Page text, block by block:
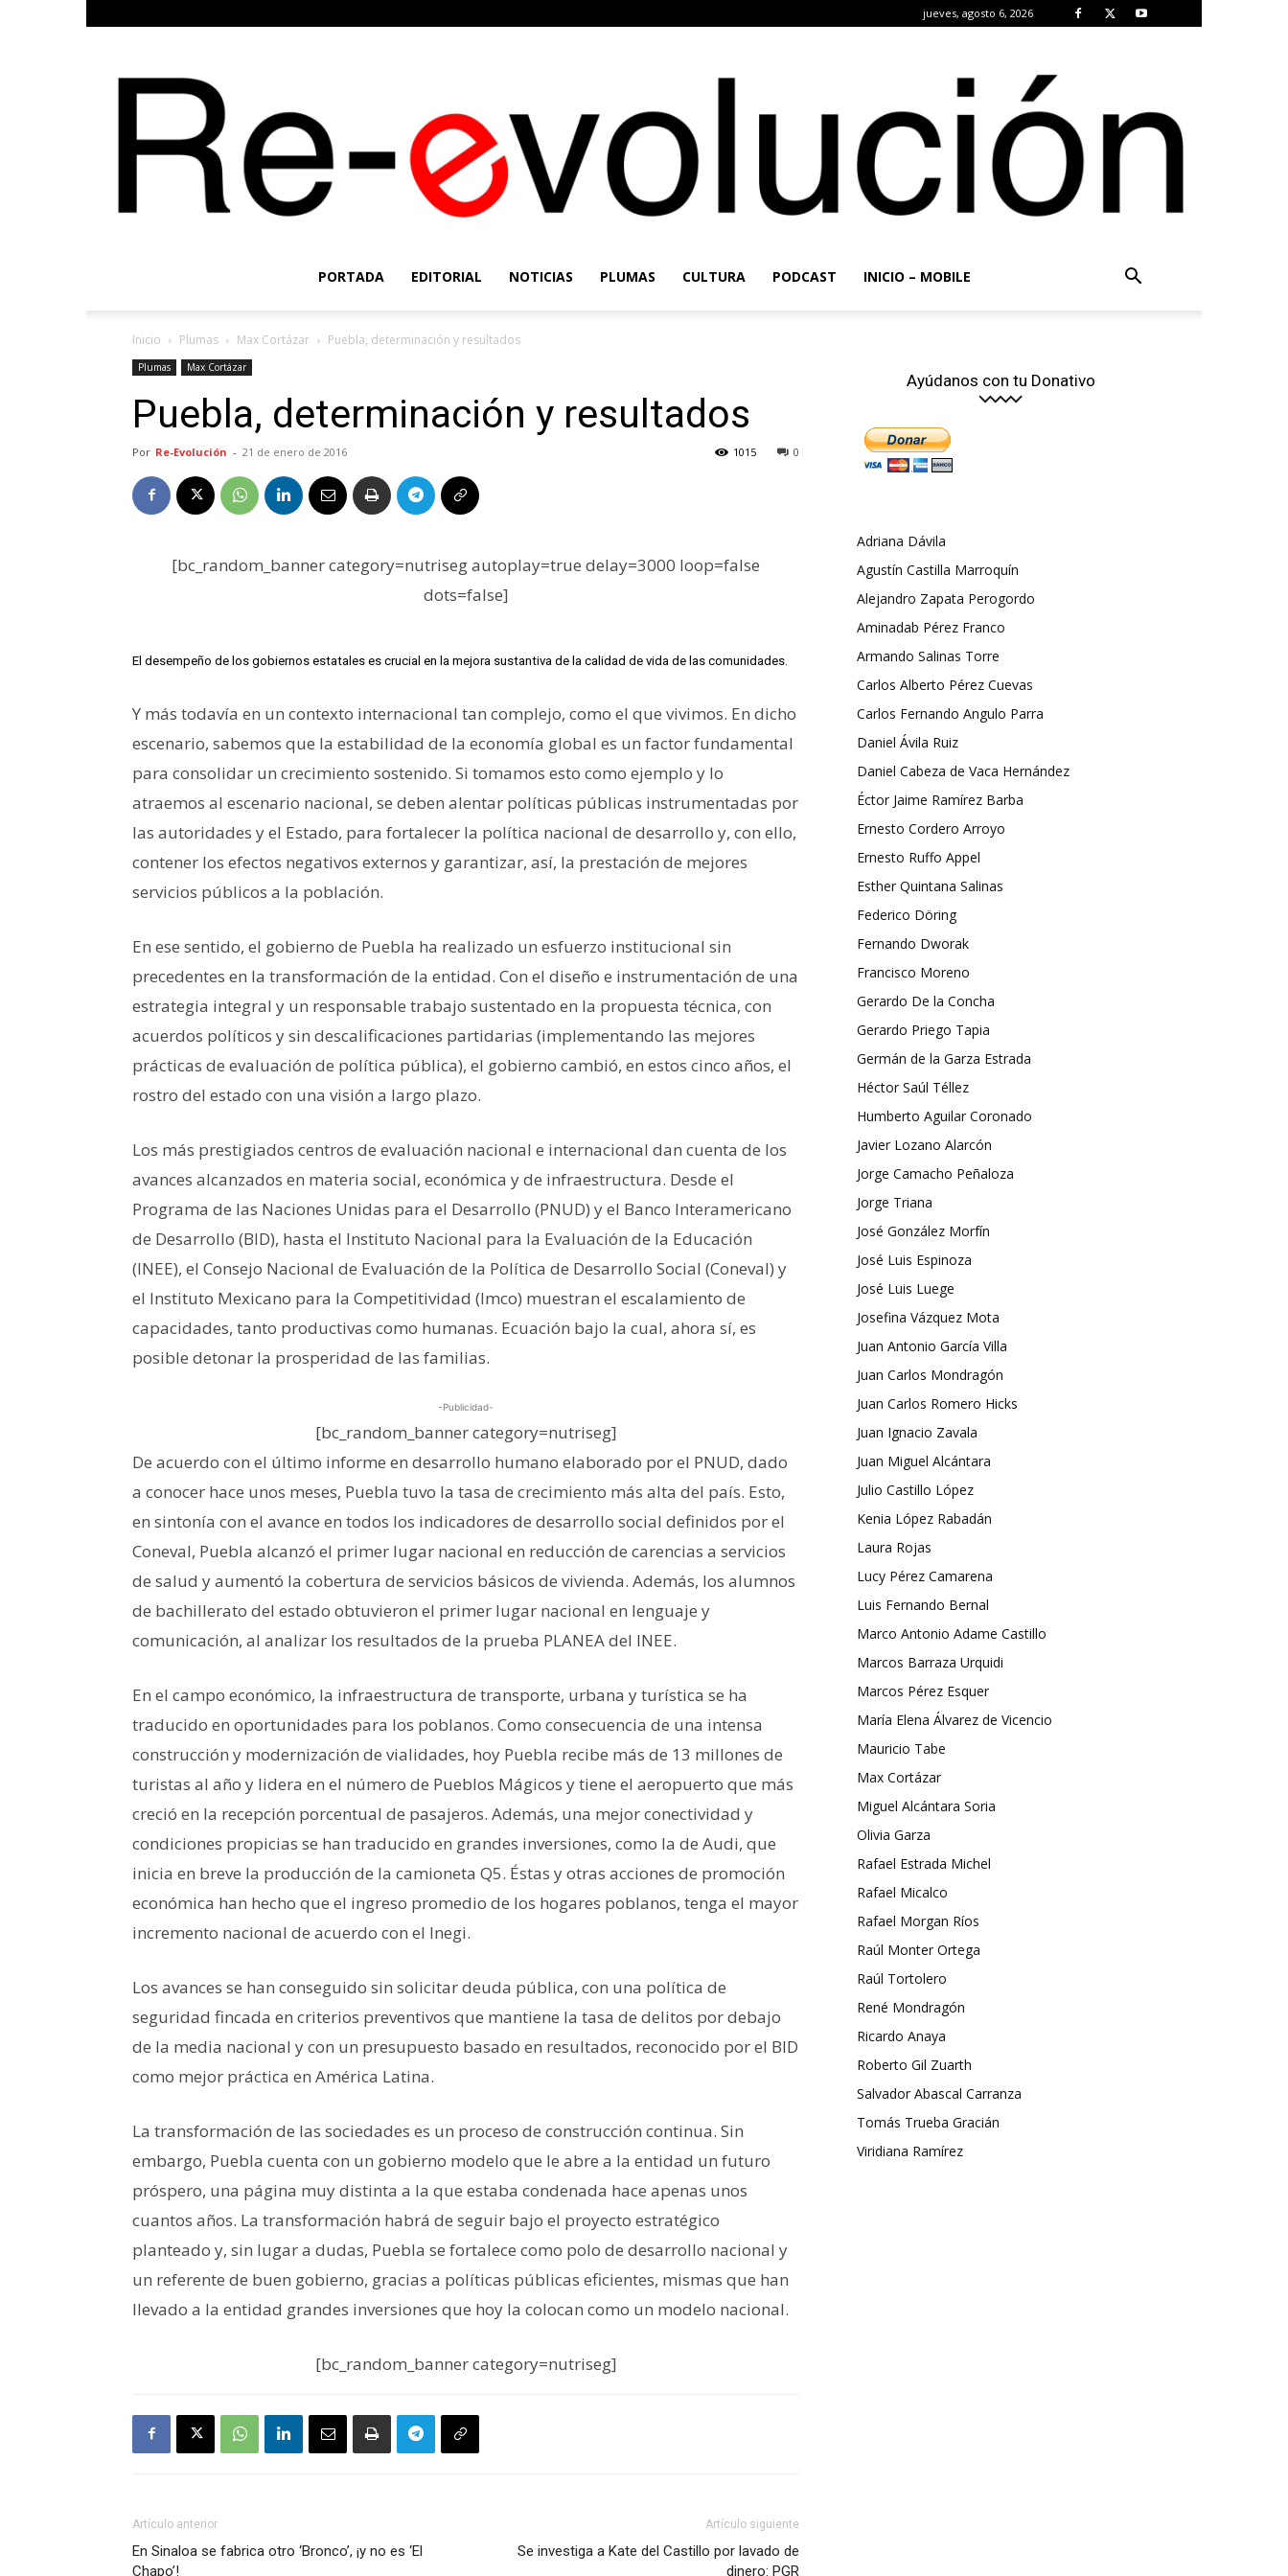
jueves, agosto 6, 2026
Evolución
PORTADA EDITORIAL NOTICIAS PLUMAS CULTURA PODCAST INICIO – MOBILE
Inicio Plumas Max Cortázar Puebla, determinación y resultados
Plumas Max Cortázar
Puebla, determinación y resultados
Por Re-Evolución - 21 de enero de 2016 0
1015
[bc_random_banner category=nutriseg autoplay=true delay=3000 loop=false
dots=false]
El desempeño de los gobiernos estatales es crucial en la mejora sustantiva de la calidad de vida de las comunidades.
Y más todavía en un contexto internacional tan complejo, como el que vivimos. En dicho
escenario, sabemos que la estabilidad de la economía global es un factor fundamental
para consolidar un crecimiento sostenido. Si tomamos esto como ejemplo y lo
atraemos al escenario nacional, se deben alentar políticas públicas instrumentadas por
las autoridades y el Estado, para fortalecer la política nacional de desarrollo y, con ello,
contener los efectos negativos externos y garantizar, así, la prestación de mejores
servicios públicos a la población.
En ese sentido, el gobierno de Puebla ha realizado un esfuerzo institucional sin
precedentes en la transformación de la entidad. Con el diseño e instrumentación de una
estrategia integral y un responsable trabajo sustentado en la propuesta técnica, con
acuerdos políticos y sin descalificaciones partidarias (implementando las mejores
prácticas de evaluación de política pública), el gobierno cambió, en estos cinco años, el
rostro del estado con una visión a largo plazo.
Los más prestigiados centros de evaluación nacional e internacional dan cuenta de los
avances alcanzados en materia social, económica y de infraestructura. Desde el
Programa de las Naciones Unidas para el Desarrollo (PNUD) y el Banco Interamericano
de Desarrollo (BID), hasta el Instituto Nacional para la Evaluación de la Educación
(INEE), el Consejo Nacional de Evaluación de la Política de Desarrollo Social (Coneval) y
el Instituto Mexicano para la Competitividad (Imco) muestran el escalamiento de
capacidades, tanto productivas como humanas. Ecuación bajo la cual, ahora sí, es
posible detonar la prosperidad de las familias.
-Publicidad-
[bc_random_banner category=nutriseg]
De acuerdo con el último informe en desarrollo humano elaborado por el PNUD, dado
a conocer hace unos meses, Puebla tuvo la tasa de crecimiento más alta del país. Esto,
en sintonía con el avance en todos los indicadores de desarrollo social definidos por el
Coneval, Puebla alcanzó el primer lugar nacional en reducción de carencias a servicios
de salud y aumentó la cobertura de servicios básicos de vivienda. Además, los alumnos
de bachillerato del estado obtuvieron el primer lugar nacional en lenguaje y
comunicación, al analizar los resultados de la prueba PLANEA del INEE.
En el campo económico, la infraestructura de transporte, urbana y turística se ha
traducido en oportunidades para los poblanos. Como consecuencia de una intensa
construcción y modernización de vialidades, hoy Puebla recibe más de 13 millones de
turistas al año y lidera en el número de Pueblos Mágicos y tiene el aeropuerto que más
creció en la recepción porcentual de pasajeros. Además, una mejor conectividad y
condiciones propicias se han traducido en grandes inversiones, como la de Audi, que
inicia en breve la producción de la camioneta Q5. Éstas y otras acciones de promoción
económica han hecho que el ingreso promedio de los hogares poblanos, tenga el mayor
incremento nacional de acuerdo con el Inegi.
Los avances se han conseguido sin solicitar deuda pública, con una política de
seguridad fincada en criterios preventivos que mantiene la tasa de delitos por debajo
de la media nacional y con un presupuesto basado en resultados, reconocido por el BID
como mejor práctica en América Latina.
La transformación de las sociedades es un proceso de construcción continua. Sin
embargo, Puebla cuenta con un gobierno modelo que le abre a la entidad un futuro
próspero, una página muy distinta a la que estaba condenada hace apenas unos
cuantos años. La transformación habrá de seguir bajo el proyecto estratégico
planteado y, sin lugar a dudas, Puebla se fortalece como polo de desarrollo nacional y
un referente de buen gobierno, gracias a políticas públicas eficientes, mismas que han
llevado a la entidad grandes inversiones que hoy la colocan como un modelo nacional.
[bc_random_banner category=nutriseg]
Artículo anterior
En Sinaloa se fabrica otro ‘Bronco’, ¡y no es ‘El
Chapo’!
Artículo siguiente
Se investiga a Kate del Castillo por lavado de
dinero: PGR
Ayúdanos con tu Donativo
Adriana Dávila
Agustín Castilla Marroquín
Alejandro Zapata Perogordo
Aminadab Pérez Franco
Armando Salinas Torre
Carlos Alberto Pérez Cuevas
Carlos Fernando Angulo Parra
Daniel Ávila Ruiz
Daniel Cabeza de Vaca Hernández
Éctor Jaime Ramírez Barba
Ernesto Cordero Arroyo
Ernesto Ruffo Appel
Esther Quintana Salinas
Federico Döring
Fernando Dworak
Francisco Moreno
Gerardo De la Concha
Gerardo Priego Tapia
Germán de la Garza Estrada
Héctor Saúl Téllez
Humberto Aguilar Coronado
Javier Lozano Alarcón
Jorge Camacho Peñaloza
Jorge Triana
José González Morfín
José Luis Espinoza
José Luis Luege
Josefina Vázquez Mota
Juan Antonio García Villa
Juan Carlos Mondragón
Juan Carlos Romero Hicks
Juan Ignacio Zavala
Juan Miguel Alcántara
Julio Castillo López
Kenia López Rabadán
Laura Rojas
Lucy Pérez Camarena
Luis Fernando Bernal
Marco Antonio Adame Castillo
Marcos Barraza Urquidi
Marcos Pérez Esquer
María Elena Álvarez de Vicencio
Mauricio Tabe
Max Cortázar
Miguel Alcántara Soria
Olivia Garza
Rafael Estrada Michel
Rafael Micalco
Rafael Morgan Ríos
Raúl Monter Ortega
Raúl Tortolero
René Mondragón
Ricardo Anaya
Roberto Gil Zuarth
Salvador Abascal Carranza
Tomás Trueba Gracián
Viridiana Ramírez